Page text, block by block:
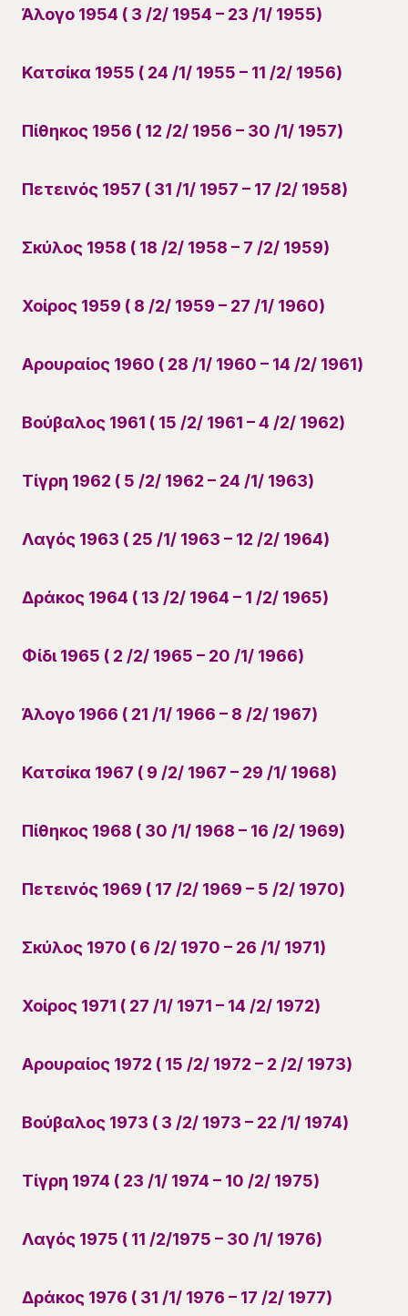
Άλογο 1954 ( 3 /2/ 1954 – 23 /1/ 1955)
Κατσίκα 1955 ( 24 /1/ 1955 – 11 /2/ 1956)
Πίθηκος 1956 ( 12 /2/ 1956 – 30 /1/ 1957)
Πετεινός 1957 ( 31 /1/ 1957 – 17 /2/ 1958)
Σκύλος 1958 ( 18 /2/ 1958 – 7 /2/ 1959)
Χοίρος 1959 ( 8 /2/ 1959 – 27 /1/ 1960)
Αρουραίος 1960 ( 28 /1/ 1960 – 14 /2/ 1961)
Βούβαλος 1961 ( 15 /2/ 1961 – 4 /2/ 1962)
Τίγρη 1962 ( 5 /2/ 1962 – 24 /1/ 1963)
Λαγός 1963 ( 25 /1/ 1963 – 12 /2/ 1964)
Δράκος 1964 ( 13 /2/ 1964 – 1 /2/ 1965)
Φίδι 1965 ( 2 /2/ 1965 – 20 /1/ 1966)
Άλογο 1966 ( 21 /1/ 1966 – 8 /2/ 1967)
Κατσίκα 1967 ( 9 /2/ 1967 – 29 /1/ 1968)
Πίθηκος 1968 ( 30 /1/ 1968 – 16 /2/ 1969)
Πετεινός 1969 ( 17 /2/ 1969 – 5 /2/ 1970)
Σκύλος 1970 ( 6 /2/ 1970 – 26 /1/ 1971)
Χοίρος 1971 ( 27 /1/ 1971 – 14 /2/ 1972)
Αρουραίος 1972 ( 15 /2/ 1972 – 2 /2/ 1973)
Βούβαλος 1973 ( 3 /2/ 1973 – 22 /1/ 1974)
Τίγρη 1974 ( 23 /1/ 1974 – 10 /2/ 1975)
Λαγός 1975 ( 11 /2/1975 – 30 /1/ 1976)
Δράκος 1976 ( 31 /1/ 1976 – 17 /2/ 1977)